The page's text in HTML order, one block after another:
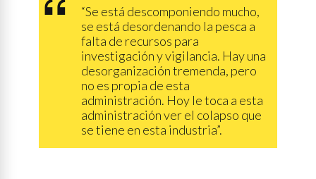
“Se está descomponiendo mucho,
se está desordenando la pesca a
falta de recursos para
investigación y vigilancia. Hay una
desorganización tremenda, pero
no es propia de esta
administración. Hoy le toca a esta
administración ver el colapso que
se tiene en esta industria”.